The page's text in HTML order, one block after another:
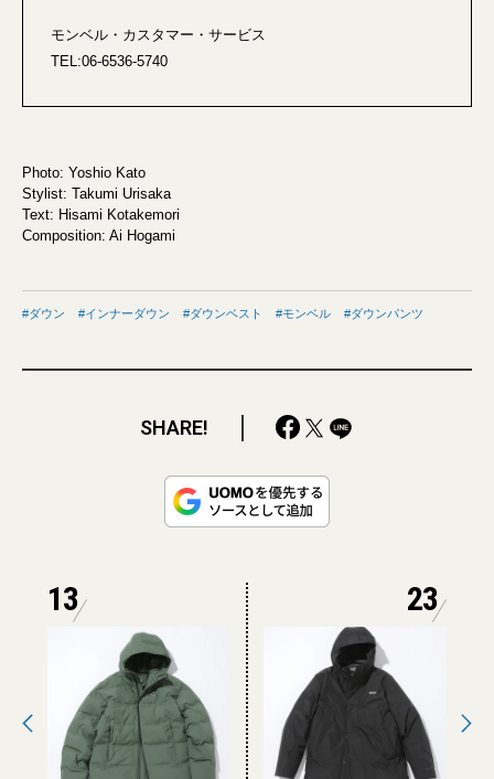
モンベル・カスタマー・サービス
TEL:06-6536-5740
Photo: Yoshio Kato
Stylist: Takumi Urisaka
Text: Hisami Kotakemori
Composition: Ai Hogami
ダウン インナーダウン ダウンベスト モンベル ダウンパンツ
SHARE!
13 23